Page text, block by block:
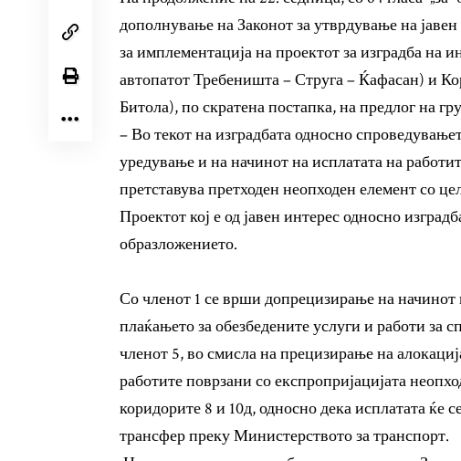
дополнување на Законот за утврдување на
за имплементација на проектот за изградба на
автопатот Требеништа – Струга – Ќафасан) и
Битола), по скратена постапка, на предлог
– Во текот на изградбата односно
уредување и на начинот на исплатата на
претставува претходен неопходен елемент со
Проектот кој е од јавен интерес односно
образложението.
Со членот 1 се врши допрецизирање на
плаќањето за обезбедените услуги и работи за
членот 5, во смисла на прецизирање на
работите поврзани со експропријацијата
коридорите 8 и 10д, односно дека исплатата
трансфер преку Министерството за транспорт.